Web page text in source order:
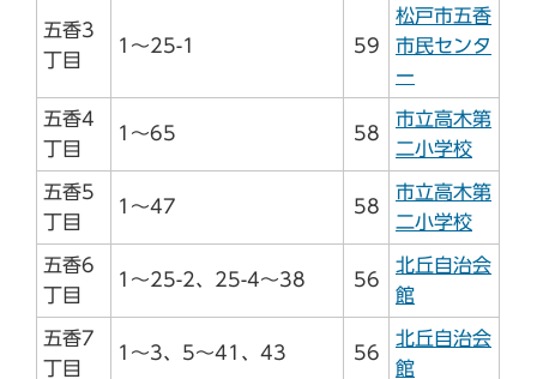
五香3
丁目
1～25-1 59
松戸市五香
市民センタ
ー
五香4
丁目
1～65 58
市立高木第
二小学校
五香5
丁目
1～47 58
市立高木第
二小学校
五香6
丁目
1～25-2、25-4～38 56
北丘自治会
館
五香7
丁目
1～3、5～41、43 56
北丘自治会
館